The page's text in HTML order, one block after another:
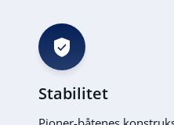
Stabilitet